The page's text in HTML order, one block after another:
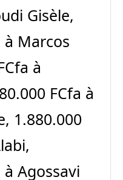
Gisèle,
à Marcos
à
FCfa à
1.880.000
Agossavi